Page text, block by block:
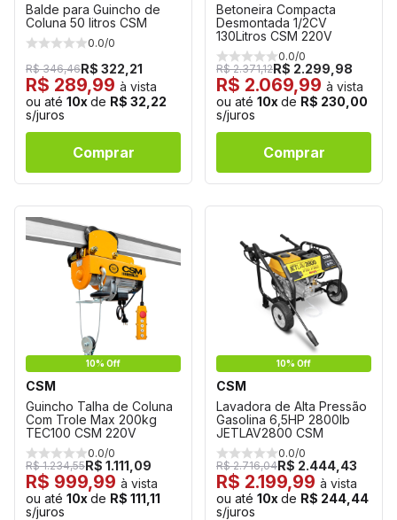
Balde para Guincho de
Coluna 50 litros CSM
0.0/0
R$ 346,46R$ 322,21
R$ 289,99 à vista
ou até 10x de R$ 32,22
s/juros
Comprar
Betoneira Compacta
Desmontada 1/2CV
130Litros CSM 220V
0.0/0
R$ 2.371,12R$ 2.299,98
R$ 2.069,99 à vista
ou até 10x de R$ 230,00
s/juros
Comprar
10% Off
CSM
Guincho Talha de Coluna
Com Trole Max 200kg
TEC100 CSM 220V
0.0/0
R$ 1.234,55R$ 1.111,09
R$ 999,99 à vista
ou até 10x de R$ 111,11
s/juros
10% Off
CSM
Lavadora de Alta Pressão
Gasolina 6,5HP 2800lb
JETLAV2800 CSM
0.0/0
R$ 2.716,04R$ 2.444,43
R$ 2.199,99 à vista
ou até 10x de R$ 244,44
s/juros